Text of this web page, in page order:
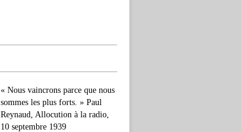
« Nous vaincrons parce que nous
sommes les plus forts. » Paul
Reynaud, Allocution à la radio,
10 septembre 1939